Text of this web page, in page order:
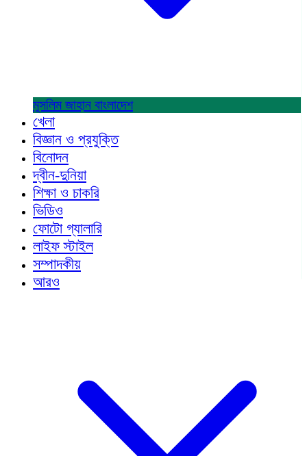
মুসলিম জাহান বাংলাদেশ
খেলা
বিজ্ঞান ও প্রযুক্তি
বিনোদন
দ্বীন-দুনিয়া
শিক্ষা ও চাকরি
ভিডিও
ফোটো গ্যালারি
লাইফ স্টাইল
সম্পাদকীয়
আরও